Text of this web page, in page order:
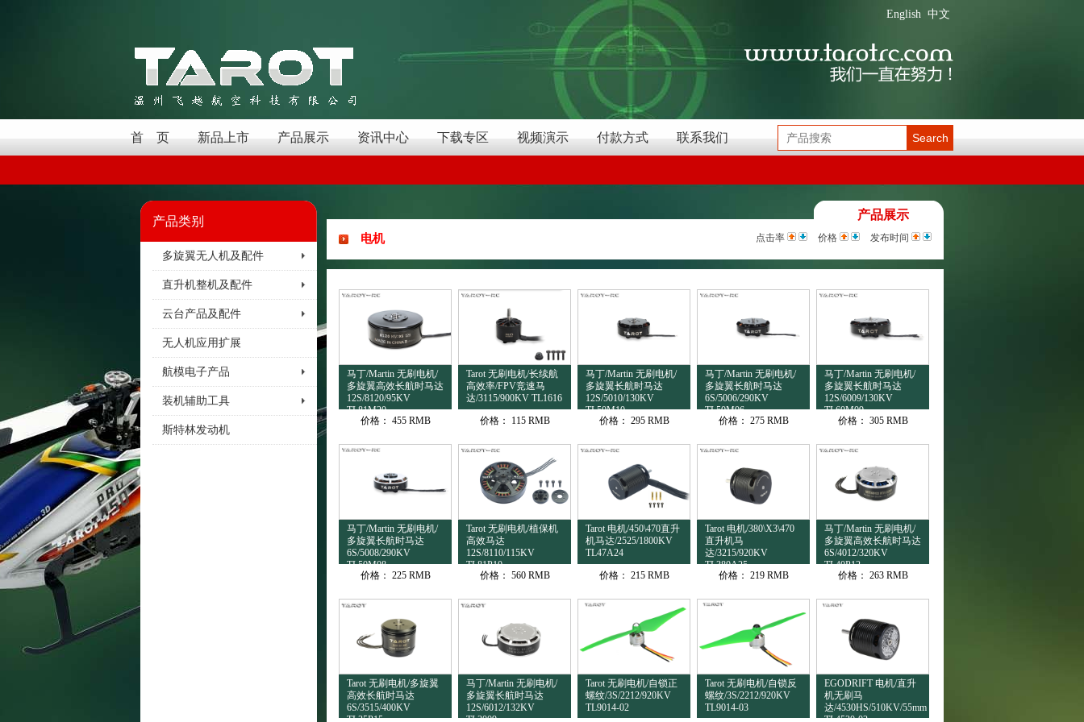
中文
English
首 页 新品上市 产品展示 资讯中心 下载专区 视频演示 付款方式 联系我们 Search
产品类别
多旋翼无人机及配件
直升机整机及配件
云台产品及配件
无人机应用扩展
航模电子产品
装机辅助工具
斯特林发动机
产品展示
电机 点击率 价格 发布时间
马丁/Martin 无刷电机/
多旋翼高效长航时马达
12S/8120/95KV
TL81M20
价格： 455 RMB
Tarot 无刷电机/长续航
高效率/FPV竞速马
达/3115/900KV TL1616
价格：
115 RMB
马丁/Martin 无刷电机/
多旋翼长航时马达
12S/5010/130KV
TL50M10
价格： 295 RMB
马丁/Martin 无刷电机/
多旋翼长航时马达
6S/5006/290KV
TL50M06
价格： 275 RMB
马丁/Martin 无刷电机/
多旋翼长航时马达
12S/6009/130KV
TL60M09
价格： 305 RMB
马丁/Martin 无刷电机/
多旋翼长航时马达
6S/5008/290KV
TL50M08
价格： 225 RMB
Tarot 无刷电机/植保机
高效马达
12S/8110/115KV
TL81P10
价格： 560 RMB
Tarot 电机/450\470直升
机马达/2525/1800KV
TL47A24
价格： 215 RMB
Tarot 电机/380\X3\470
直升机马
达/3215/920KV
TL380A25
价格： 219 RMB
马丁/Martin 无刷电机/
多旋翼高效长航时马达
6S/4012/320KV
TL40P12
价格： 263 RMB
Tarot 无刷电机/多旋翼
高效长航时马达
6S/3515/400KV
TL35P15
马丁/Martin 无刷电机/
多旋翼长航时马达
12S/6012/132KV
TL3009
Tarot 无刷电机/自锁正
螺纹/3S/2212/920KV
TL9014-02
Tarot 无刷电机/自锁反
螺纹/3S/2212/920KV
TL9014-03
EGODRIFT 电机/直升
机无刷马
达/4530HS/510KV/55mm
TL4530-02